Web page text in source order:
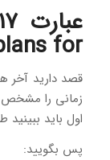
for
قصد دارید آخر
زمانی را مشخص
اول باید
پس بگویید: